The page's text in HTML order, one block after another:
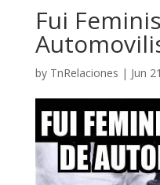
Fui
by TnRelaciones | Jun